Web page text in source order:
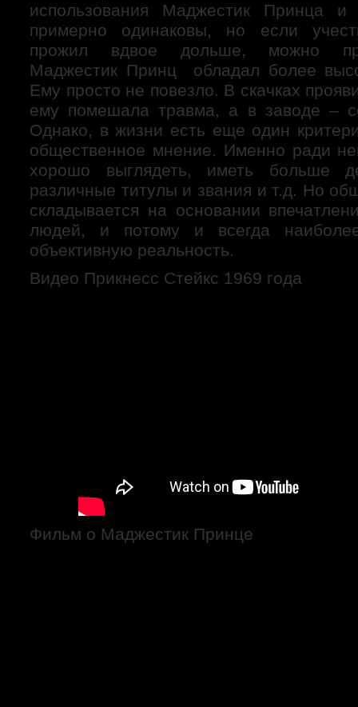
использования Маджестик Принца
примерно одинаковы, но если
прожил вдвое дольше, можно
Маджестик Принц обладал более
Ему просто не повезло. В скачках
ему помешала травма, а в заводе –
Однако, в жизни есть еще один
общественное мнение. Именно ради
хорошо выглядеть, иметь больше
различные титулы и звания и т.д. Но
складывается на основании
людей, и потому и всегда
объективную реальность.
Видео Прикнесс Стейкс 1969 года
Фильм о Маджестик Принце